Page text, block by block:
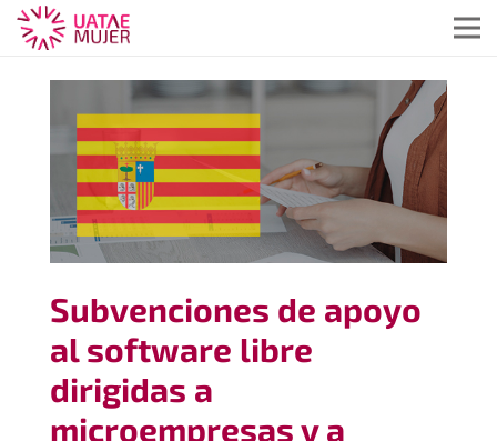
Subvenciones de apoyo
al software libre
dirigidas a
microempresas y a